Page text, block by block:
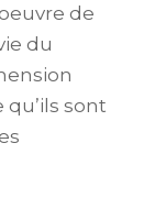
de
du
sont